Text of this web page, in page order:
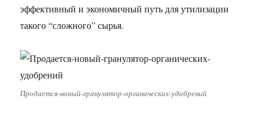
эффективный и экономичный путь для утилизации
такого “сложного” сырья.
Продается-новый-гранулятор-органических-удобрений